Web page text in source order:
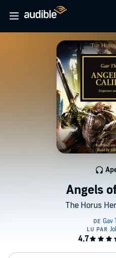
Angels
The Horus